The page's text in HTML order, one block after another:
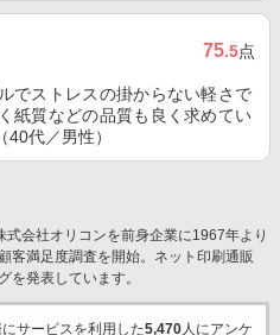
75.5点
でストレスの掛からない軽さで
紙質などの品質も良く求めてい
代／男性）
式会社オリコンを前身企業に1967年より
客満足度調査を開始。ネット印刷通販
を発表しています。
サービスを利用した5,470人にアンケ